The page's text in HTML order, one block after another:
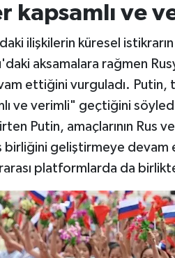
kapsamlı ve
ilişkilerin küresel
aksamalara rağmen
ettiğini vurguladı. Putin,
ve verimli" geçtiğini
Putin, amaçlarının Rus ve
geliştirmeye devam
platformlarda da